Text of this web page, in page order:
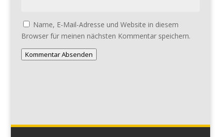
Name, E-Mail-Adresse und Website in diesem
Browser für meinen nächsten Kommentar speichern.
Kommentar Absenden